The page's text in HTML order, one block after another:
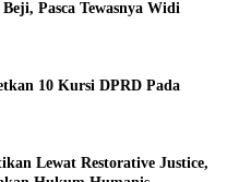
Pasca Tewasnya Widi
10 Kursi DPRD Pada
Lewat Restorative Justice,